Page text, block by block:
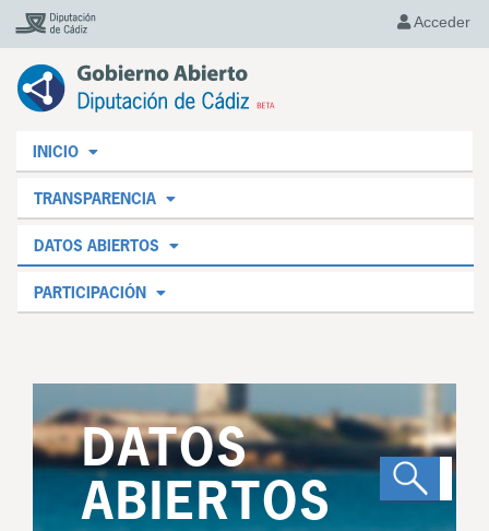
Acceder
INICIO
TRANSPARENCIA
DATOS ABIERTOS
PARTICIPACIÓN
DATOS
ABIERTOS